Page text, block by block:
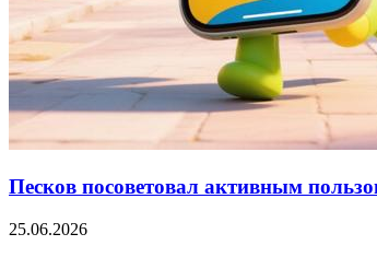
Песков посоветовал активным
25.06.2026